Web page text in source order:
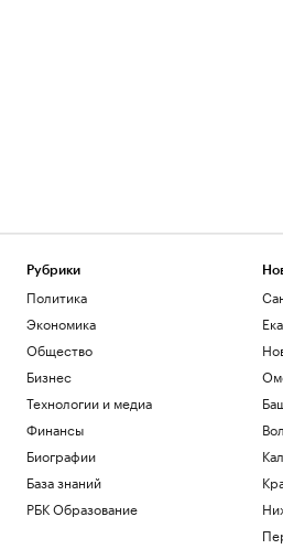
Рубрики
Политика
Экономика
Общество
Бизнес
Технологии и медиа
Финансы
Биографии
База знаний
РБК Образование